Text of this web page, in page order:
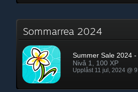
Sommarrea 2024
Summer Sale 2024 -
Nivå 1, 100 XP
Upplåst 11 jul, 2024 @